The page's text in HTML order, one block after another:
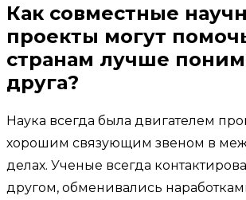
Как совместные
проекты могут
странам лучше
друга?
Наука всегда была двигателем
хорошим связующим звеном в
делах. Ученые всегда
другом, обменивались